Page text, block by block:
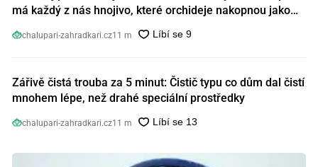
má každý z nás hnojivo, které orchideje nakopnou jako
chalupari-zahradkari.cz11 m
Zářivě čistá trouba za 5 minut: Čistič typu co dům dal čistí
mnohem lépe, než drahé speciální prostředky
chalupari-zahradkari.cz11 m